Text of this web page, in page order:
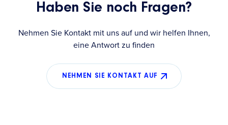
Haben Sie noch Fragen?
Nehmen Sie Kontakt mit uns auf und wir helfen Ihnen,
eine Antwort zu finden
NEHMEN SIE KONTAKT AUF